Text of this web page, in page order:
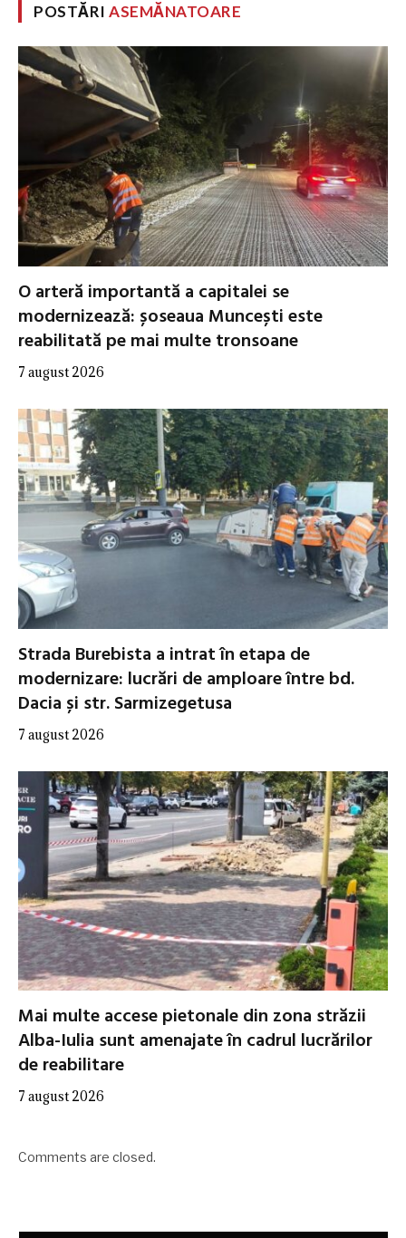
POSTĂRIASEMĂNATOARE
O arteră importantă a capitalei se
modernizează: șoseaua Muncești este
reabilitată pe mai multe tronsoane
7 august 2026
Strada Burebista a intrat în etapa de
modernizare: lucrări de amploare între bd.
Dacia și str. Sarmizegetusa
7 august 2026
Mai multe accese pietonale din zona străzii
Alba-Iulia sunt amenajate în cadrul lucrărilor
de reabilitare
7 august 2026
Comments are closed.